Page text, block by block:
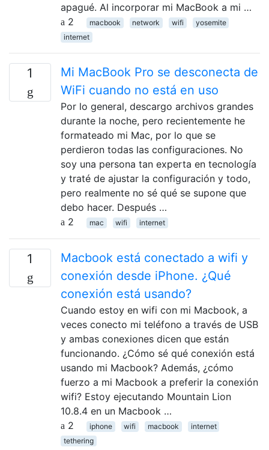
apagué. Al incorporar mi MacBook a mi …
2
macbook network wifi
yosemite
internet
1
Mi MacBook Pro se desconecta de
WiFi cuando no está en uso
Por lo general, descargo archivos grandes
durante la noche, pero recientemente he
formateado mi Mac, por lo que se
perdieron todas las configuraciones. No
soy una persona tan experta en tecnología
y traté de ajustar la configuración y todo,
pero realmente no sé qué se supone que
debo hacer. Después …
2
mac wifi internet
1
Macbook está conectado a wifi y
conexión desde iPhone. ¿Qué
conexión está usando?
Cuando estoy en wifi con mi Macbook, a
veces conecto mi teléfono a través de USB
y ambas conexiones dicen que están
funcionando. ¿Cómo sé qué conexión está
usando mi Macbook? Además, ¿cómo
fuerzo a mi Macbook a preferir la conexión
wifi? Estoy ejecutando Mountain Lion
10.8.4 en un Macbook …
2
iphone wifi macbook
internet
tethering